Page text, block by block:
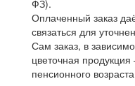
ФЗ).
Оплаченный заказ
связаться для
Сам заказ, в
цветочная
пенсионного